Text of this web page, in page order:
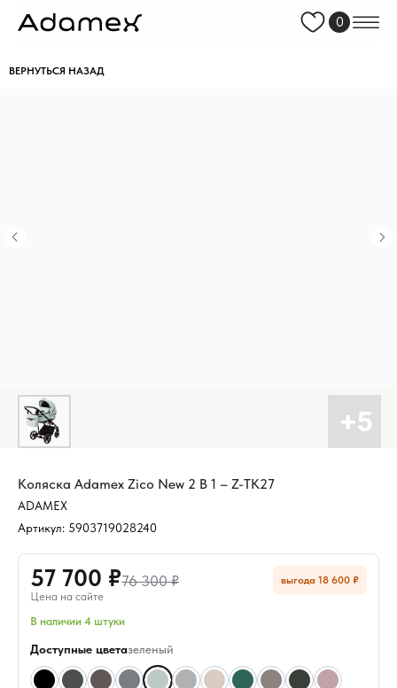
0
ВЕРНУТЬСЯ НАЗАД
Коляска Adamex Zico New 2 В 1 – Z-TK27
ADAMEX
Артикул: 5903719028240
57 700 ₽76 300 ₽
Цена на сайте
выгода 18 600 ₽
В наличии 4 штуки
Доступные цветазеленый